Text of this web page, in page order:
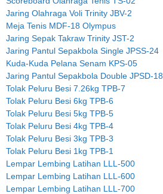
Jaring Olahraga Voli Trinity JBV-2
Meja Tenis MDF-18 Olympus
Jaring Sepak Takraw Trinity JST-2
Jaring Pantul Sepakbola Single JPSS-24
Kuda-Kuda Pelana Senam KPS-05
Jaring Pantul Sepakbola Double JPSD-18
Tolak Peluru Besi 7.26kg TPB-7
Tolak Peluru Besi 6kg TPB-6
Tolak Peluru Besi 5kg TPB-5
Tolak Peluru Besi 4kg TPB-4
Tolak Peluru Besi 3kg TPB-3
Tolak Peluru Besi 1kg TPB-1
Lempar Lembing Latihan LLL-500
Lempar Lembing Latihan LLL-600
Lempar Lembing Latihan LLL-700